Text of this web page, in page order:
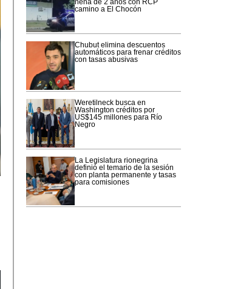
camino a El Chocón
Chubut elimina descuentos
automáticos para frenar créditos
con tasas abusivas
Weretilneck busca en
Washington créditos por
US$145 millones para Río
Negro
La Legislatura rionegrina
definió el temario de la sesión
con planta permanente y tasas
para comisiones